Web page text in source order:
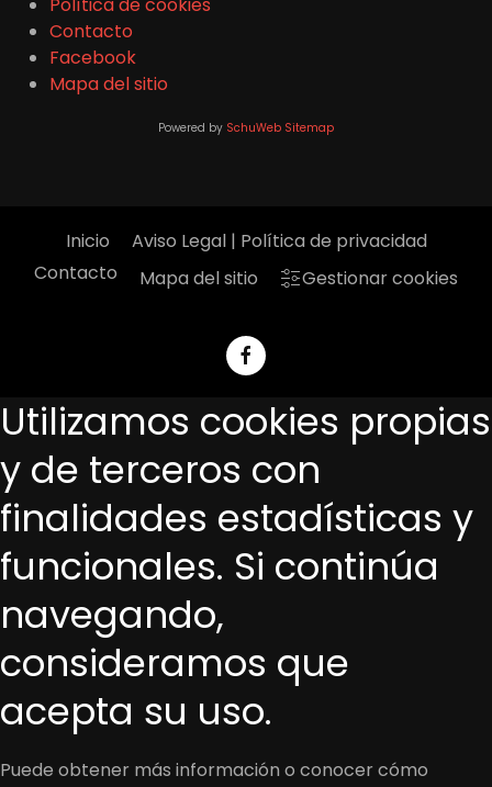
Contacto
Facebook
Mapa del sitio
Powered by SchuWeb Sitemap
Inicio
Aviso Legal | Política de privacidad
Contacto
Mapa del sitio Gestionar cookies
Utilizamos cookies propias
y de terceros con
finalidades estadísticas y
funcionales. Si continúa
navegando,
consideramos que
acepta su uso.
Puede obtener más información o conocer cómo